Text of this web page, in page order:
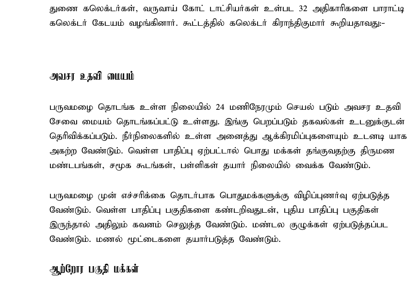
துணை கலெக்டர்கள், வருவாய் கோட் டாட்சியர்கள் உள்பட 32 அதிகாரிகளை பாராட்டி
கலெக்டர் கேடயம் வழங்கினார். கூட்டத்தில் கலெக்டர் கிராந்திகுமார் கூறியதாவது:-
அவசர உதவி மையம்
பருவமழை தொடங்க உள்ள நிலையில் 24 மணிநேரமும் செயல் படும் அவசர உதவி
சேவை மையம் தொடங்கப்பட்டு உள்ளது. இங்கு பெறப்படும் தகவல்கள் உடனுக்குடன்
தெரிவிக்கப்படும். நீர்நிலைகளில் உள்ள அனைத்து ஆக்கிரமிப்புகளையும் உடனடி யாக
அகற்ற வேண்டும். வெள்ள பாதிப்பு ஏற்பட்டால் பொது மக்கள் தங்குவதற்கு திருமண
மண்டபங்கள், சமூக கூடங்கள், பள்ளிகள் தயார் நிலையில் வைக்க வேண்டும்.
பருவமழை முன் எச்சரிக்கை தொடர்பாக பொதுமக்களுக்கு விழிப்புணர்வு ஏற்படுத்த
வேண்டும். வெள்ள பாதிப்பு பகுதிகளை கண்டறிவதுடன், புதிய பாதிப்பு பகுதிகள்
இருந்தால் அதிலும் கவனம் செலுத்த வேண்டும். மண்டல குழுக்கள் ஏற்படுத்தப்பட
வேண்டும். மணல் மூட்டைகளை தயார்படுத்த வேண்டும்.
ஆற்றோர பகுதி மக்கள்